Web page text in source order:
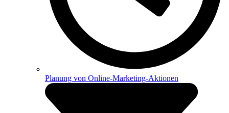
Planung von Online-Marketing-Aktionen